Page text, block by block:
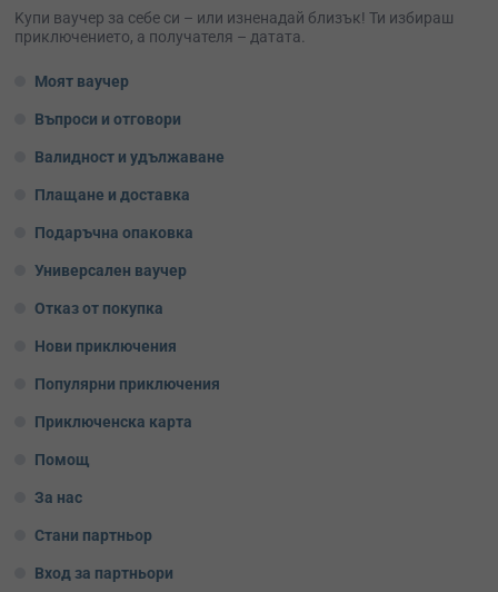
Kупи ваучер за себе си – или изненадай близък! Ти избираш
приключението, а получателя – датата.
Моят ваучер
Въпроси и отговори
Валидност и удължаване
Плащане и доставка
Подаръчна опаковка
Универсален ваучер
Отказ от покупка
Нови приключения
Популярни приключения
Приключенска карта
Помощ
За нас
Стани партньор
Вход за партньори